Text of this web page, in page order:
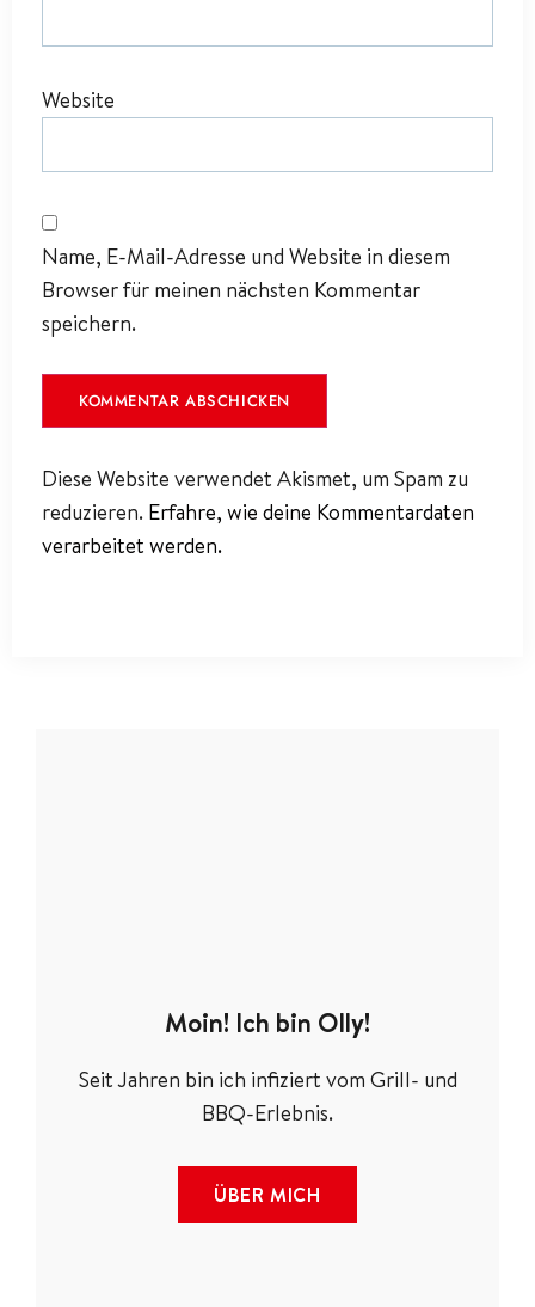
Website
Name, E-Mail-Adresse und Website in diesem
Browser für meinen nächsten Kommentar
speichern.
Diese Website verwendet Akismet, um Spam zu
reduzieren. Erfahre, wie deine Kommentardaten
verarbeitet werden.
Moin! Ich bin Olly!
Seit Jahren bin ich infiziert vom Grill- und
BBQ-Erlebnis.
ÜBER MICH